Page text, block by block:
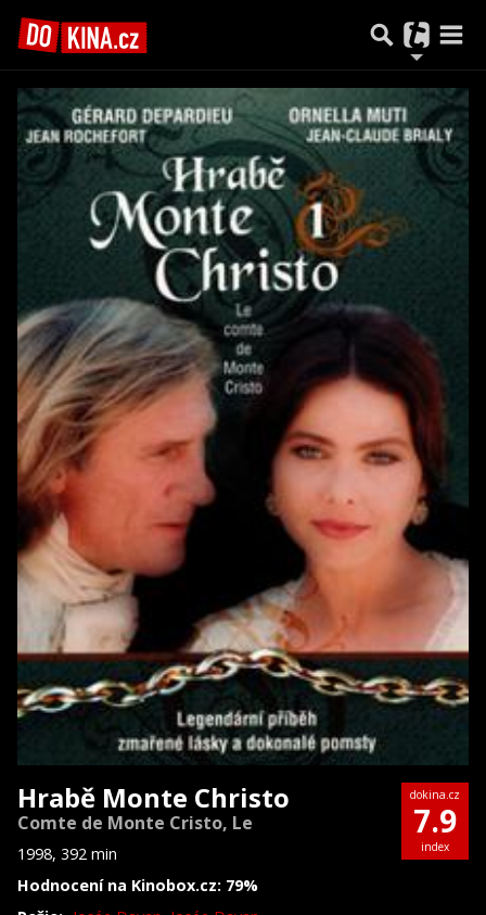
Hrabě Monte Christo
Comte de Monte Cristo, Le
1998, 392 min
Hodnocení na Kinobox.cz: 79%
dokina.cz
7.9
index